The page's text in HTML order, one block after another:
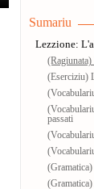
Sumariu
Lezzione:
(Ragiunata)
(Eserciziu)
passati